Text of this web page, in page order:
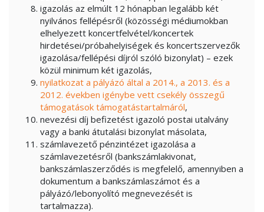
igazolás az elmúlt 12 hónapban legalább két
nyilvános fellépésről (közösségi médiumokban
elhelyezett koncertfelvétel/koncertek
hirdetései/próbahelyiségek és koncertszervezők
igazolása/fellépési díjról szóló bizonylat) – ezek
közül minimum két igazolás,
nyilatkozat a pályázó által a 2014., a 2013. és a
2012. években igénybe vett csekély összegű
támogatások támogatástartalmáról,
nevezési díj befizetést igazoló postai utalvány
vagy a banki átutalási bizonylat másolata,
számlavezető pénzintézet igazolása a
számlavezetésről (bankszámlakivonat,
bankszámlaszerződés is megfelelő, amennyiben a
dokumentum a bankszámlaszámot és a
pályázó/lebonyolító megnevezését is
tartalmazza).